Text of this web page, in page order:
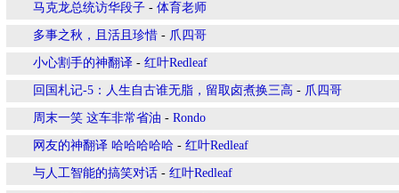
马克龙总统访华段子 - 体育老师
多事之秋，且活且珍惜 - 爪四哥
小心割手的神翻译 - 红叶Redleaf
回国札记-5：人生自古谁无脂，留取卤煮换三高 - 爪四哥
周末一笑 这车非常省油 - Rondo
网友的神翻译 哈哈哈哈哈 - 红叶Redleaf
与人工智能的搞笑对话 - 红叶Redleaf